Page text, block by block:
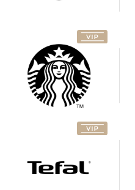
Tefal
Pirate
Sweets